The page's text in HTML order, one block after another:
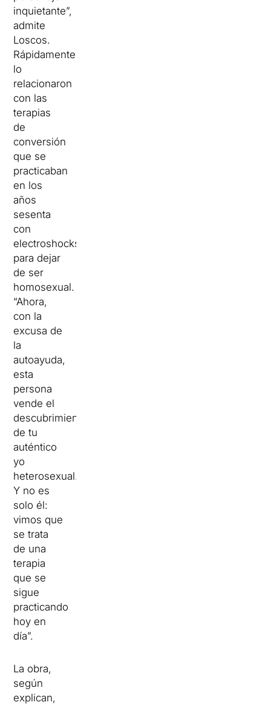
inquietante”,
admite
Loscos.
Rápidamente
lo
relacionaron
con las
terapias
de
conversión
que se
practicaban
en los
años
sesenta
con
electroshocks
para dejar
de ser
homosexual.
“Ahora,
con la
excusa de
la
autoayuda,
esta
persona
vende el
descubrimiento
de tu
auténtico
yo
heterosexual.
Y no es
solo él:
vimos que
se trata
de una
terapia
que se
sigue
practicando
hoy en
día”.
La obra,
según
explican,